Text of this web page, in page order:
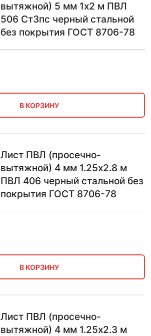
вытяжной) 5 мм 1х2 м ПВЛ
506 Ст3пс черный стальной
без покрытия ГОСТ 8706-78
В КОРЗИНУ
Лист ПВЛ (просечно-
вытяжной) 4 мм 1.25х2.8 м
ПВЛ 406 черный стальной без
покрытия ГОСТ 8706-78
В КОРЗИНУ
Лист ПВЛ (просечно-
вытяжной) 4 мм 1.25х2.3 м